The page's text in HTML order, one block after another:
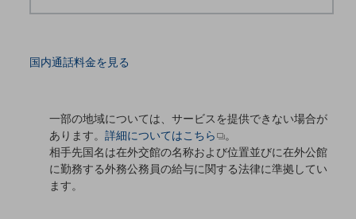
IOT完了済みメーカーブランド製品
ドコモBiz データ無制限 ドコモ MAX ドコモ mini ドコモBiz かけ放題
ケータイプラン
5Gデータプラス
国内通話料金を見る
一部の地域については、サービスを提供できない場合が
あります。詳細についてはこちら
。
相手先国名は在外交館の名称および位置並びに在外公館
に勤務する外務公務員の給与に関する法律に準拠してい
ます。